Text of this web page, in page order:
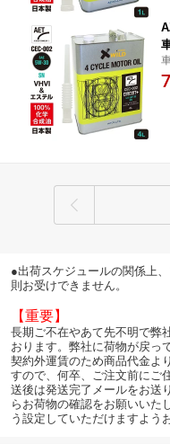
+
●出荷スケジュールの関係上
則お受けできません。
【重要】
長期ご不在やあて先不明で弊
おります。弊社に荷物が戻っ
契約外運賃のため商品代金よ
すので、何卒、ご注文前にご
送後は発送完了メールをお送
らお荷物の確認をお願いいた
う設定していただけますよう